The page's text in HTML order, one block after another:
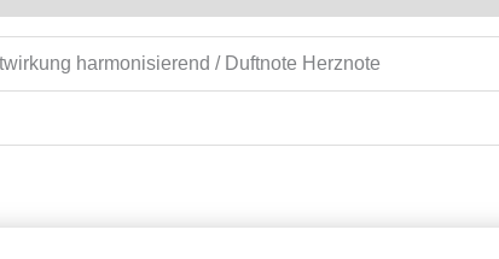
harmonisierend / Duftnote Herznote